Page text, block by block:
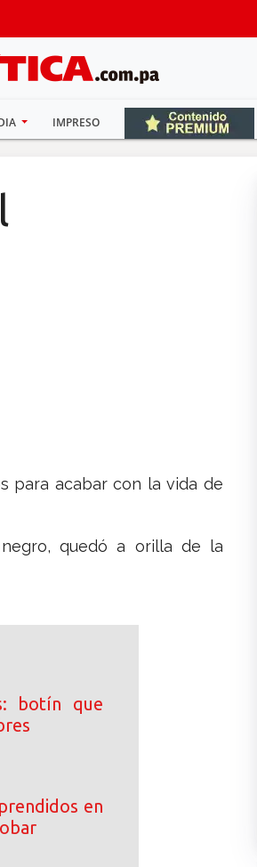
IMPRESO
para acabar con la vida de
quedó a orilla de la
botín que
en